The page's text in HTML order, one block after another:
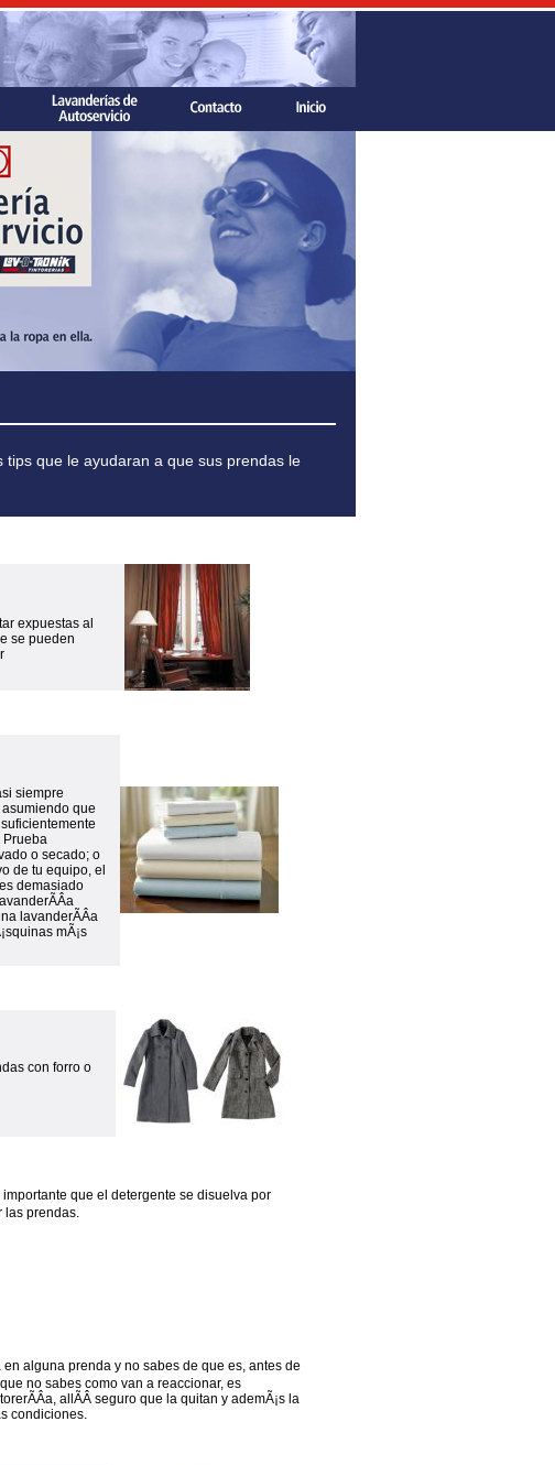
que le ayudaran a que sus prendas le
expuestas al
se pueden
siempre
asumiendo que
Prueba
o secado; o
de tu equipo, el
demasiado
lavanderÃ­Â­a
mÃ¡s
con forro o
que el detergente se disuelva por
las prendas.
alguna prenda y no sabes de que es, antes de
no sabes como van a reaccionar, es
allÃ­Â­ seguro que la quitan y ademÃ¡s la
condiciones.